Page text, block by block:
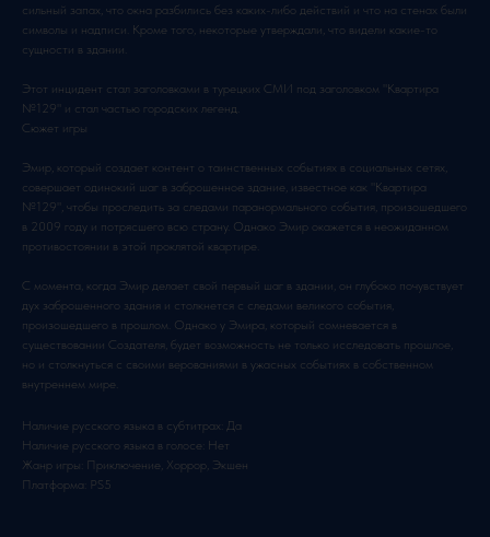
сильный запах, что окна разбились без каких-либо действий и что на стенах были
символы и надписи. Кроме того, некоторые утверждали, что видели какие-то
сущности в здании.
Этот инцидент стал заголовками в турецких СМИ под заголовком "Квартира
№129" и стал частью городских легенд.
Сюжет игры
Эмир, который создает контент о таинственных событиях в социальных сетях,
совершает одинокий шаг в заброшенное здание, известное как "Квартира
№129", чтобы проследить за следами паранормального события, произошедшего
в 2009 году и потрясшего всю страну. Однако Эмир окажется в неожиданном
противостоянии в этой проклятой квартире.
С момента, когда Эмир делает свой первый шаг в здании, он глубоко почувствует
дух заброшенного здания и столкнется с следами великого события,
произошедшего в прошлом. Однако у Эмира, который сомневается в
существовании Создателя, будет возможность не только исследовать прошлое,
но и столкнуться с своими верованиями в ужасных событиях в собственном
внутреннем мире.
Наличие русского языка в субтитрах: Да
Наличие русского языка в голосе: Нет
Жанр игры: Приключение, Хоррор, Экшен
Платформа: PS5